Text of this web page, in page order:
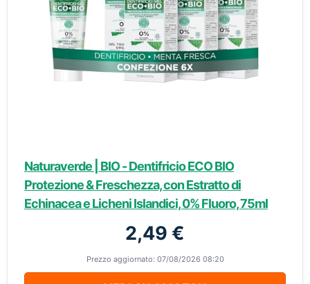
Naturaverde | BIO - Dentifricio ECO BIO
Protezione & Freschezza, con Estratto di
Echinacea e Licheni Islandici, 0% Fluoro, 75ml
2,49 €
Prezzo aggiornato: 07/08/2026 08:20